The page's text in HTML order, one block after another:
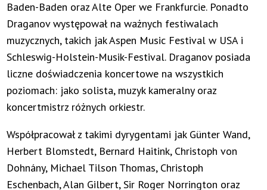
Baden-Baden oraz Alte Oper we Frankfurcie. Ponadto
Draganov występował na ważnych festiwalach
muzycznych, takich jak Aspen Music Festival w USA i
Schleswig-Holstein-Musik-Festival. Draganov posiada
liczne doświadczenia koncertowe na wszystkich
poziomach: jako solista, muzyk kameralny oraz
koncertmistrz różnych orkiestr.
Współpracował z takimi dyrygentami jak Günter Wand,
Herbert Blomstedt, Bernard Haitink, Christoph von
Dohnány, Michael Tilson Thomas, Christoph
Eschenbach, Alan Gilbert, Sir Roger Norrington oraz